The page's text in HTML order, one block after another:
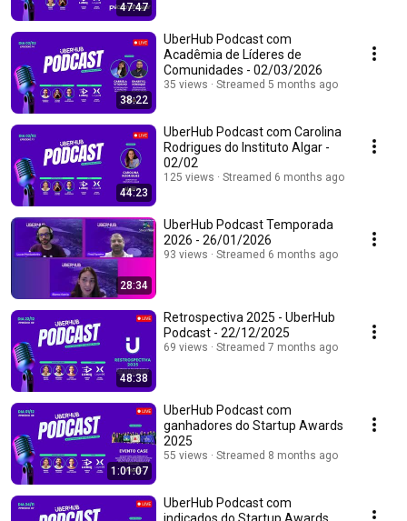
47:47
38:22
UberHub Podcast com
Acadêmia de Líderes de
Comunidades - 02/03/2026
35 views Streamed 5 months ago
44:23
UberHub Podcast com Carolina
Rodrigues do Instituto Algar -
02/02
125 views Streamed 6 months ago
28:34
UberHub Podcast Temporada
2026 - 26/01/2026
93 views Streamed 6 months ago
48:38
Retrospectiva 2025 - UberHub
Podcast - 22/12/2025
69 views Streamed 7 months ago
1:01:07
UberHub Podcast com
ganhadores do Startup Awards
2025
55 views Streamed 8 months ago
UberHub Podcast com